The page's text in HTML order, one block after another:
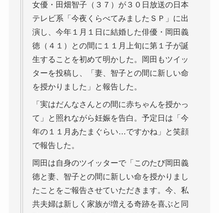
女優・田畑智子（３７）が３０日放送の日本
テレビ系「今夜くらべてみましたＳＰ」に出
演し、今年１月１日に結婚した俳優・岡田義
徳（４１）との間に１１月上旬に第１子が誕
生することを初めて明かした。岡田もツイッ
ターを投稿し、「妻、智子との間に新しい命
を授かりました」と報告した。
「実はだんなさんとの間に赤ちゃんを授かっ
て」と照れながら妊娠を告白。予定日は「今
年の１１月あたまぐらい…ですかね」と笑顔
で報告した。
岡田は自身のツイッターで「このたび岡田義
徳と妻、智子との間に新しい命を授かりまし
たことをご報告させていただきます。今、私
共夫婦は新しく家族が増える奇跡を喜ぶと同